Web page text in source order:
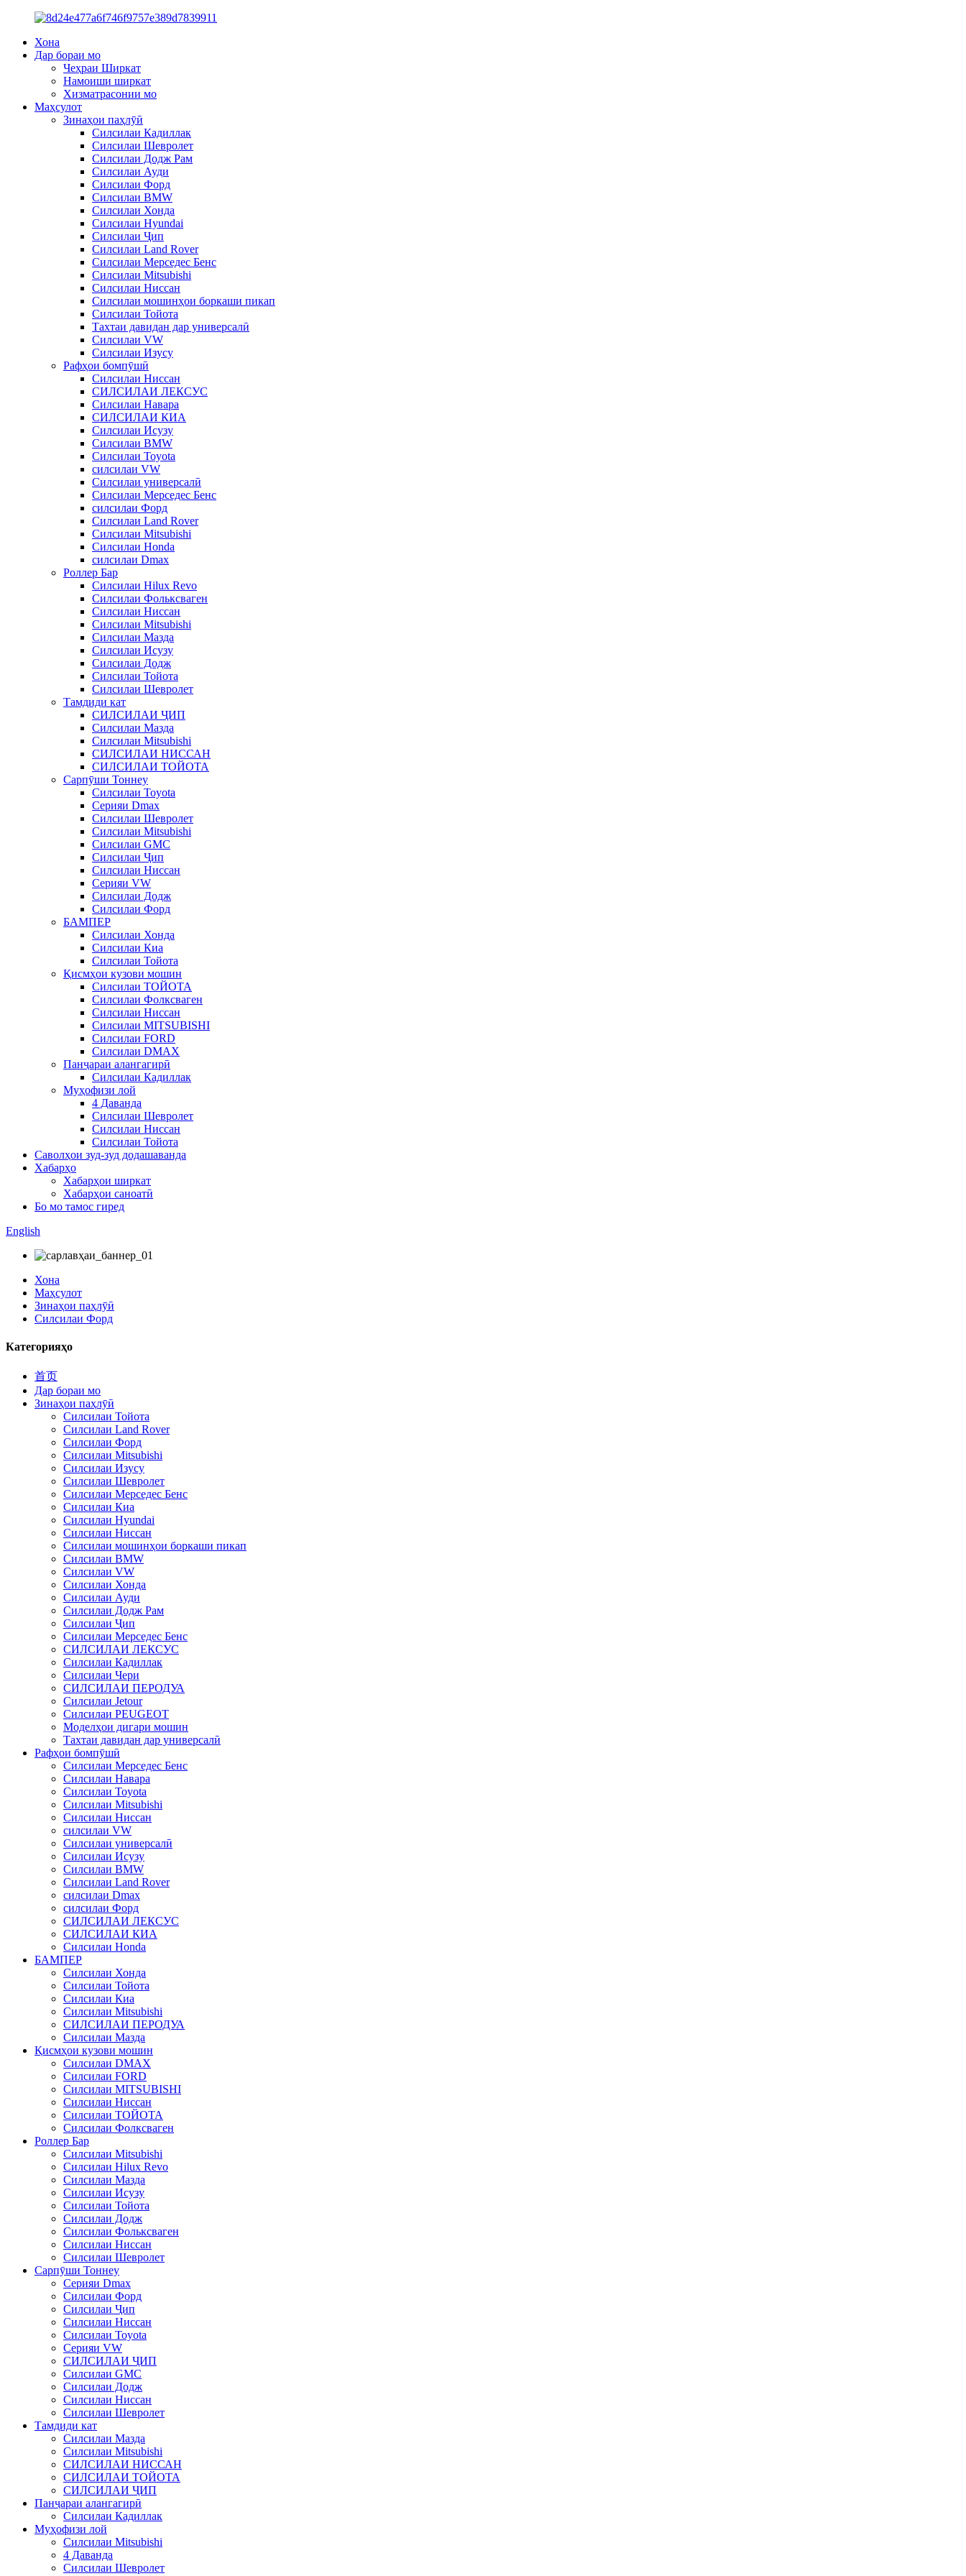
Хона
Дар бораи мо
Чеҳраи Ширкат
Намоиши ширкат
Хизматрасонии мо
Маҳсулот
Зинаҳои паҳлӯӣ
Силсилаи Кадиллак
Силсилаи Шевролет
Силсилаи Додж Рам
Силсилаи Ауди
Силсилаи Форд
Силсилаи BMW
Силсилаи Хонда
Силсилаи Hyundai
Силсилаи Ҷип
Силсилаи Land Rover
Силсилаи Мерседес Бенс
Силсилаи Mitsubishi
Силсилаи Ниссан
Силсилаи мошинҳои боркаши пикап
Силсилаи Тойота
Тахтаи давидан дар универсалӣ
Силсилаи VW
Силсилаи Изусу
Рафҳои бомпӯшӣ
Силсилаи Ниссан
СИЛСИЛАИ ЛЕКСУС
Силсилаи Навара
СИЛСИЛАИ КИА
Силсилаи Исузу
Силсилаи BMW
Силсилаи Toyota
силсилаи VW
Силсилаи универсалӣ
Силсилаи Мерседес Бенс
силсилаи Форд
Силсилаи Land Rover
Силсилаи Mitsubishi
Силсилаи Honda
силсилаи Dmax
Роллер Бар
Силсилаи Hilux Revo
Силсилаи Фольксваген
Силсилаи Ниссан
Силсилаи Mitsubishi
Силсилаи Мазда
Силсилаи Исузу
Силсилаи Додж
Силсилаи Тойота
Силсилаи Шевролет
Тамдиди кат
СИЛСИЛАИ ҶИП
Силсилаи Мазда
Силсилаи Mitsubishi
СИЛСИЛАИ НИССАН
СИЛСИЛАИ ТОЙОТА
Сарпӯши Тоннеу
Силсилаи Toyota
Серияи Dmax
Силсилаи Шевролет
Силсилаи Mitsubishi
Силсилаи GMC
Силсилаи Ҷип
Силсилаи Ниссан
Серияи VW
Силсилаи Додж
Силсилаи Форд
БАМПЕР
Силсилаи Хонда
Силсилаи Киа
Силсилаи Тойота
Қисмҳои кузови мошин
Силсилаи ТОЙОТА
Силсилаи Фолксваген
Силсилаи Ниссан
Силсилаи MITSUBISHI
Силсилаи FORD
Силсилаи DMAX
Панҷараи алангагирӣ
Силсилаи Кадиллак
Муҳофизи лой
4 Даванда
Силсилаи Шевролет
Силсилаи Ниссан
Силсилаи Тойота
Саволҳои зуд-зуд додашаванда
Хабарҳо
Хабарҳои ширкат
Хабарҳои саноатӣ
Бо мо тамос гиред
English
Хона
Маҳсулот
Зинаҳои паҳлӯӣ
Силсилаи Форд
Категорияҳо
首页
Дар бораи мо
Зинаҳои паҳлӯӣ
Силсилаи Тойота
Силсилаи Land Rover
Силсилаи Форд
Силсилаи Mitsubishi
Силсилаи Изусу
Силсилаи Шевролет
Силсилаи Мерседес Бенс
Силсилаи Киа
Силсилаи Hyundai
Силсилаи Ниссан
Силсилаи мошинҳои боркаши пикап
Силсилаи BMW
Силсилаи VW
Силсилаи Хонда
Силсилаи Ауди
Силсилаи Додж Рам
Силсилаи Ҷип
Силсилаи Мерседес Бенс
СИЛСИЛАИ ЛЕКСУС
Силсилаи Кадиллак
Силсилаи Чери
СИЛСИЛАИ ПЕРОДУА
Силсилаи Jetour
Силсилаи PEUGEOT
Моделҳои дигари мошин
Тахтаи давидан дар универсалӣ
Рафҳои бомпӯшӣ
Силсилаи Мерседес Бенс
Силсилаи Навара
Силсилаи Toyota
Силсилаи Mitsubishi
Силсилаи Ниссан
силсилаи VW
Силсилаи универсалӣ
Силсилаи Исузу
Силсилаи BMW
Силсилаи Land Rover
силсилаи Dmax
силсилаи Форд
СИЛСИЛАИ ЛЕКСУС
СИЛСИЛАИ КИА
Силсилаи Honda
БАМПЕР
Силсилаи Хонда
Силсилаи Тойота
Силсилаи Киа
Силсилаи Mitsubishi
СИЛСИЛАИ ПЕРОДУА
Силсилаи Мазда
Қисмҳои кузови мошин
Силсилаи DMAX
Силсилаи FORD
Силсилаи MITSUBISHI
Силсилаи Ниссан
Силсилаи ТОЙОТА
Силсилаи Фолксваген
Роллер Бар
Силсилаи Mitsubishi
Силсилаи Hilux Revo
Силсилаи Мазда
Силсилаи Исузу
Силсилаи Тойота
Силсилаи Додж
Силсилаи Фольксваген
Силсилаи Ниссан
Силсилаи Шевролет
Сарпӯши Тоннеу
Серияи Dmax
Силсилаи Форд
Силсилаи Ҷип
Силсилаи Ниссан
Силсилаи Toyota
Серияи VW
СИЛСИЛАИ ҶИП
Силсилаи GMC
Силсилаи Додж
Силсилаи Ниссан
Силсилаи Шевролет
Тамдиди кат
Силсилаи Мазда
Силсилаи Mitsubishi
СИЛСИЛАИ НИССАН
СИЛСИЛАИ ТОЙОТА
СИЛСИЛАИ ҶИП
Панҷараи алангагирӣ
Силсилаи Кадиллак
Муҳофизи лой
Силсилаи Mitsubishi
4 Даванда
Силсилаи Шевролет